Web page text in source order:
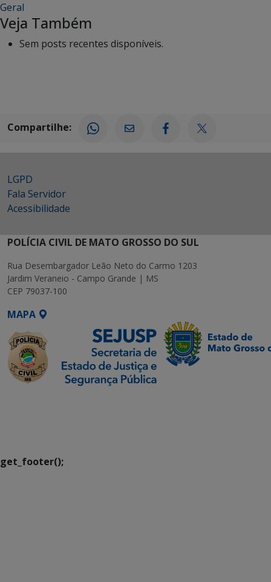
Geral
Veja Também
Sem posts recentes disponíveis.
Compartilhe:
LGPD
Fala Servidor
Acessibilidade
POLÍCIA CIVIL DE MATO GROSSO DO SUL
Rua Desembargador Leão Neto do Carmo 1203
Jardim Veraneio - Campo Grande | MS
CEP 79037-100
MAPA
get_footer();